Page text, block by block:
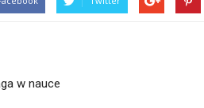
w nauce